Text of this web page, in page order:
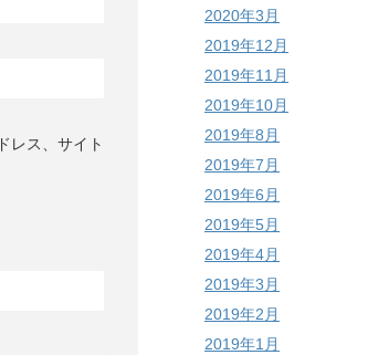
レス、サイト
2020年3月
2019年12月
2019年11月
2019年10月
2019年8月
2019年7月
2019年6月
2019年5月
2019年4月
2019年3月
2019年2月
2019年1月